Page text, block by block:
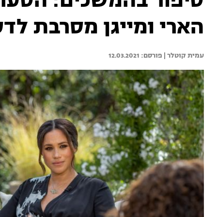
הארי ומייגן מסרבת
עמית קוטלר | 12.03.2021